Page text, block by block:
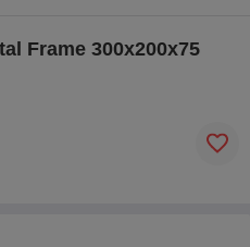
Frame 300x200x75